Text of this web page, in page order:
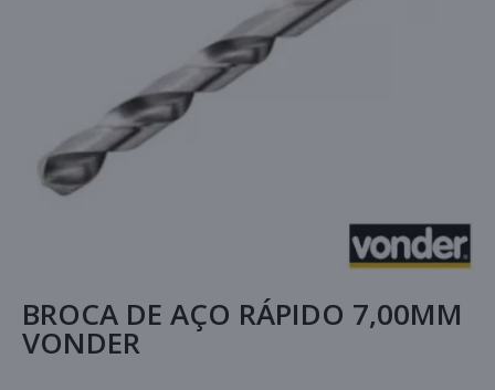
BROCA DE AÇO RÁPIDO 7,00MM
VONDER